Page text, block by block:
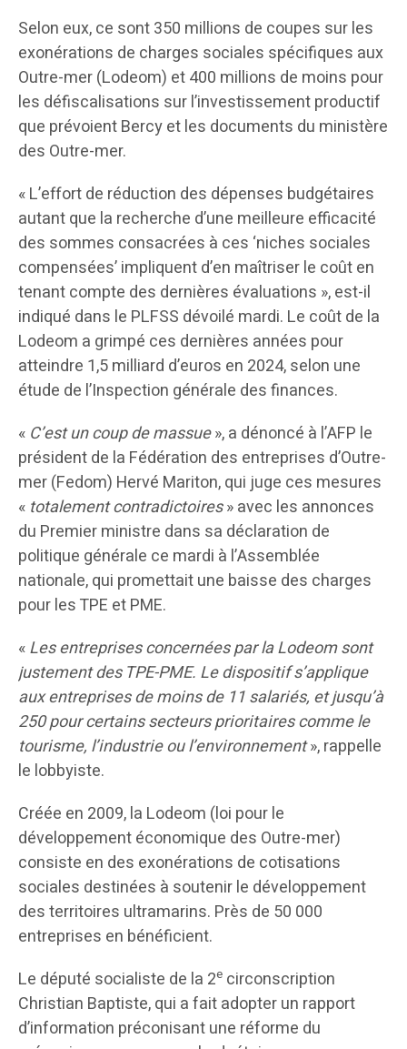
Selon eux, ce sont 350 millions de coupes sur les
exonérations de charges sociales spécifiques aux
Outre-mer (Lodeom) et 400 millions de moins pour
les défiscalisations sur l’investissement productif
que prévoient Bercy et les documents du ministère
des Outre-mer.
« L’effort de réduction des dépenses budgétaires
autant que la recherche d’une meilleure efficacité
des sommes consacrées à ces ‘niches sociales
compensées’ impliquent d’en maîtriser le coût en
tenant compte des dernières évaluations », est-il
indiqué dans le PLFSS dévoilé mardi. Le coût de la
Lodeom a grimpé ces dernières années pour
atteindre 1,5 milliard d’euros en 2024, selon une
étude de l’Inspection générale des finances.
« C’est un coup de massue», a dénoncé à l’AFP le
président de la Fédération des entreprises d’Outre-
mer (Fedom) Hervé Mariton, qui juge ces mesures
« totalement contradictoires» avec les annonces
du Premier ministre dans sa déclaration de
politique générale ce mardi à l’Assemblée
nationale, qui promettait une baisse des charges
pour les TPE et PME.
«Les entreprises concernées par la Lodeom sont
justement des TPE-PME. Le dispositif s’applique
aux entreprises de moins de 11 salariés, et jusqu’à
250 pour certains secteurs prioritaires comme le
tourisme, l’industrie ou l’environnement», rappelle
le lobbyiste.
Créée en 2009, la Lodeom (loi pour le
développement économique des Outre-mer)
consiste en des exonérations de cotisations
sociales destinées à soutenir le développement
des territoires ultramarins. Près de 50 000
entreprises en bénéficient.
Le député socialiste de la 2e circonscription
Christian Baptiste, qui a fait adopter un rapport
d’information préconisant une réforme du